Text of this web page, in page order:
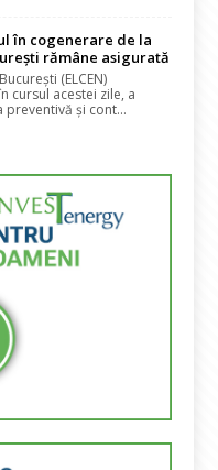
în cogenerare de la
rămâne asigurată
(ELCEN)
cursul acestei zile, a
și cont...